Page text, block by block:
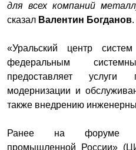
для всех компаний
сказал Валентин Богданов.
«Уральский центр
федеральным
предоставляет
модернизации и
также внедрению
Ранее на форуме
промышленной России»